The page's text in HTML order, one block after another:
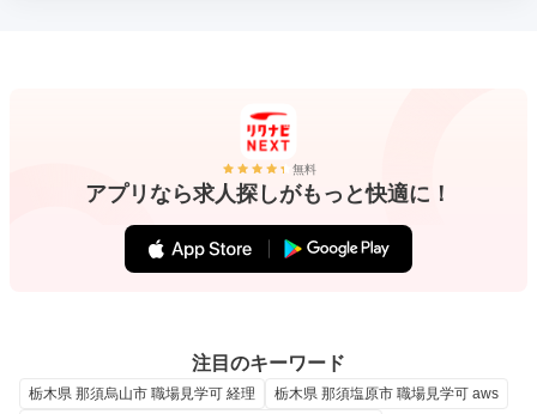
無料
アプリなら求人探しがもっと快適に！
注目のキーワード
栃木県 那須烏山市 職場見学可 経理
栃木県 那須塩原市 職場見学可 aws